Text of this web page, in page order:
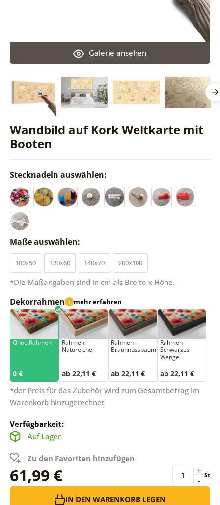
Wandbild auf Kork Weltkarte mit
Booten
Galerie ansehen
Stecknadeln auswählen:
Maße auswählen:
100x50 120x60 140x70 200x100
*Die Maßangaben sind in cm als Breite x Höhe.
Dekorrahmen i mehr erfahren
Ohne Rahmen
0 €
Rahmen –
Natureiche
ab 22,11 €
Rahmen –
Braunnussbaum
ab 22,11 €
Rahmen –
Schwarzes
Wenge
ab 22,11 €
*der Preis für das Zubehör wird zum Gesamtbetrag im
Warenkorb hinzugerechnet
Verfügbarkeit:
Auf Lager
Zu den Favoriten hinzufügen
61,99 € -
+ St
IN DEN WARENKORB LEGEN